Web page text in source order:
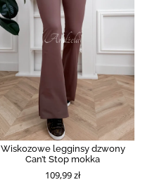
Wiskozowe legginsy dzwony
Can’t Stop mokka
109,99 zł